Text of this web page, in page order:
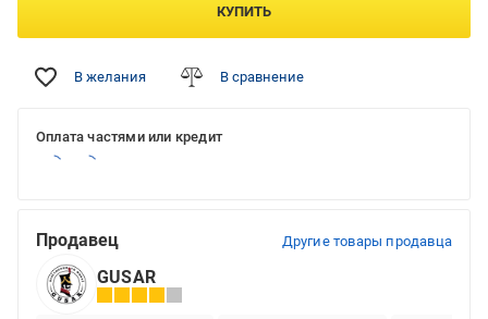
КУПИТЬ
В желания В сравнение
Оплата частями или кредит
Продавец Другие товары продавца
GUSAR